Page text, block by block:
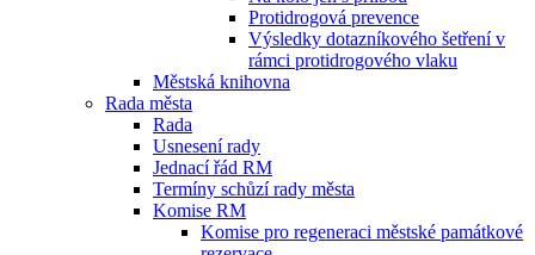
Protidrogová prevence
Výsledky dotazníkového šetření v
rámci protidrogového vlaku
Městská knihovna
Rada města
Rada
Usnesení rady
Jednací řád RM
Termíny schůzí rady města
Komise RM
Komise pro regeneraci městské památkové